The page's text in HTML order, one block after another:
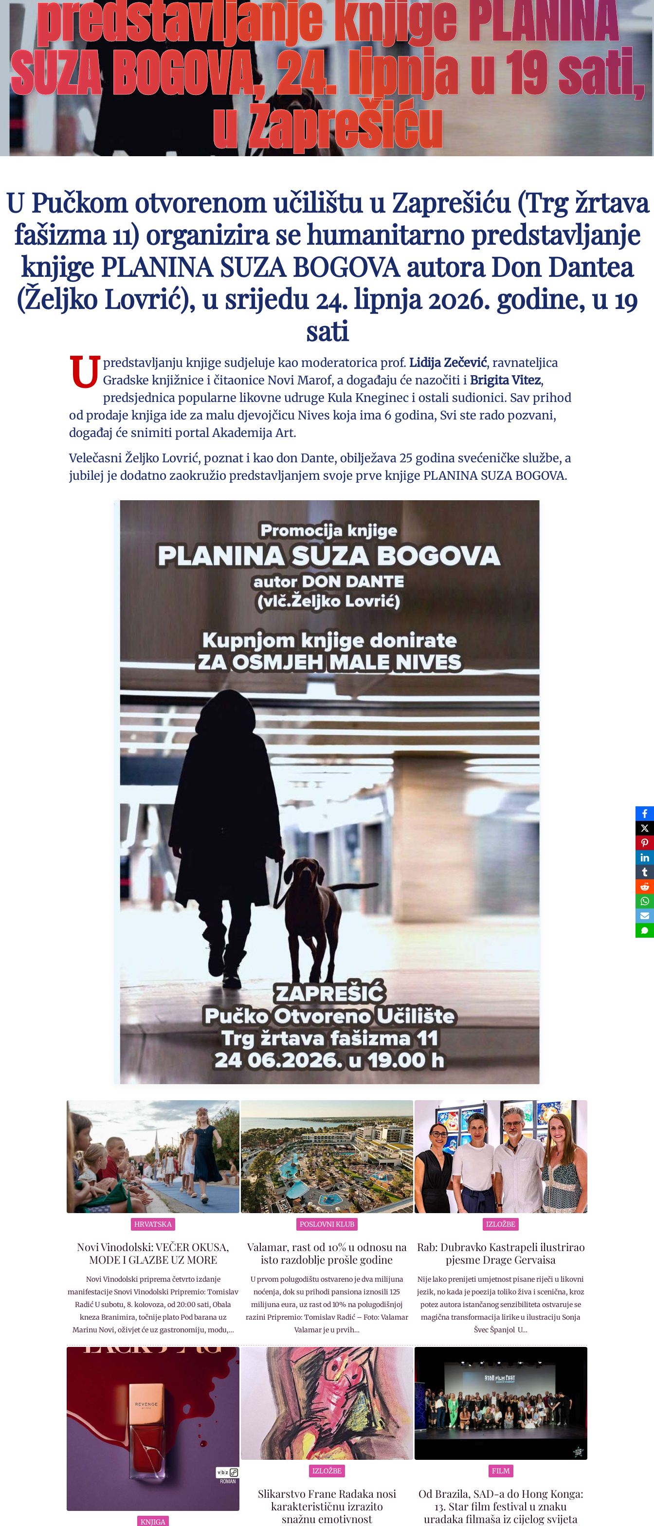
predstavljanje knjige PLANINA
SUZA BOGOVA, 24. lipnja u 19 sati,
u Zaprešiću
U Pučkom otvorenom učilištu u Zaprešiću (Trg žrtava
fašizma 11) organizira se humanitarno predstavljanje
knjige PLANINA SUZA BOGOVA autora Don Dantea
(Željko Lovrić), u srijedu 24. lipnja 2026. godine, u 19
sati
U predstavljanju knjige sudjeluje kao moderatorica prof. Lidija Zečević, ravnateljica
Gradske knjižnice i čitaonice Novi Marof, a događaju će nazočiti i Brigita Vitez,
predsjednica popularne likovne udruge Kula Kneginec i ostali sudionici. Sav prihod
od prodaje knjiga ide za malu djevojčicu Nives koja ima 6 godina, Svi ste rado pozvani,
događaj će snimiti portal Akademija Art.
Velečasni Željko Lovrić, poznat i kao don Dante, obilježava 25 godina svećeničke službe, a
jubilej je dodatno zaokružio predstavljanjem svoje prve knjige PLANINA SUZA BOGOVA.
HRVATSKA
Novi Vinodolski: VEČER OKUSA,
MODE I GLAZBE UZ MORE
Novi Vinodolski priprema četvrto izdanje
manifestacije Snovi Vinodolski Pripremio: Tomislav
Radić U subotu, 8. kolovoza, od 20:00 sati, Obala
kneza Branimira, točnije plato Pod barana uz
Marinu Novi, oživjet će uz gastronomiju, modu,…
POSLOVNI KLUB
Valamar, rast od 10% u odnosu na
isto razdoblje prošle godine
U prvom polugodištu ostvareno je dva milijuna
noćenja, dok su prihodi pansiona iznosili 125
milijuna eura, uz rast od 10% na polugodišnjoj
razini Pripremio: Tomislav Radić – Foto: Valamar
Valamar je u prvih…
IZLOŽBE
Rab: Dubravko Kastrapeli ilustrirao
pjesme Drage Gervaisa
Nije lako prenijeti umjetnost pisane riječi u likovni
jezik, no kada je poezija toliko živa i scenična, kroz
potez autora istančanog senzibiliteta ostvaruje se
magična transformacija lirike u ilustraciju Sonja
Švec Španjol U…
KNJIGA
IZLOŽBE
Slikarstvo Frane Radaka nosi
karakterističnu izrazito
snažnu emotivnost
FILM
Od Brazila, SAD-a do Hong Konga:
13. Star film festival u znaku
uradaka filmaša iz cijelog svijeta